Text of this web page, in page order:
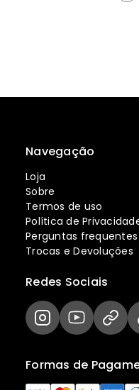
Navegação
Loja
Sobre
Termos de uso
Política de
Perguntas frequentes
Trocas e Devoluções
Formas de
Redes Sociais